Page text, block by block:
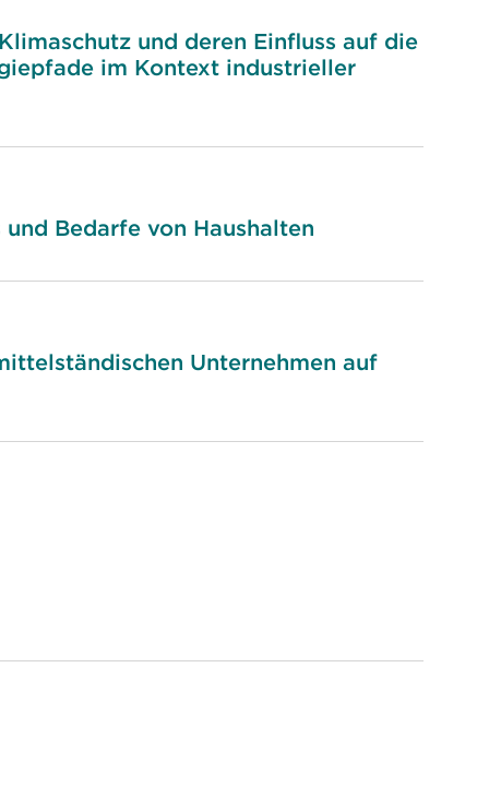
und deren Einfluss auf die
im Kontext industrieller
Bedarfe von Haushalten
Unternehmen auf